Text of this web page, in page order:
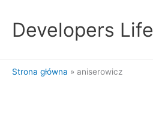
treściDevelopers Life
Strona główna aniserowicz